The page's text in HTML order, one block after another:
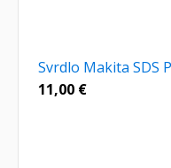
Svrdlo Makita SDS
11,00 €